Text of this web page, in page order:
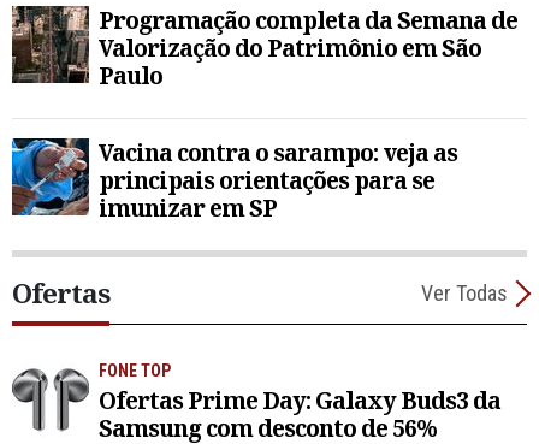
Programação completa da Semana de
Valorização do Patrimônio em São
Paulo
Vacina contra o sarampo: veja as
principais orientações para se
imunizar em SP
Ofertas Ver Todas
FONE TOP
Ofertas Prime Day: Galaxy Buds3 da
Samsung com desconto de 56%